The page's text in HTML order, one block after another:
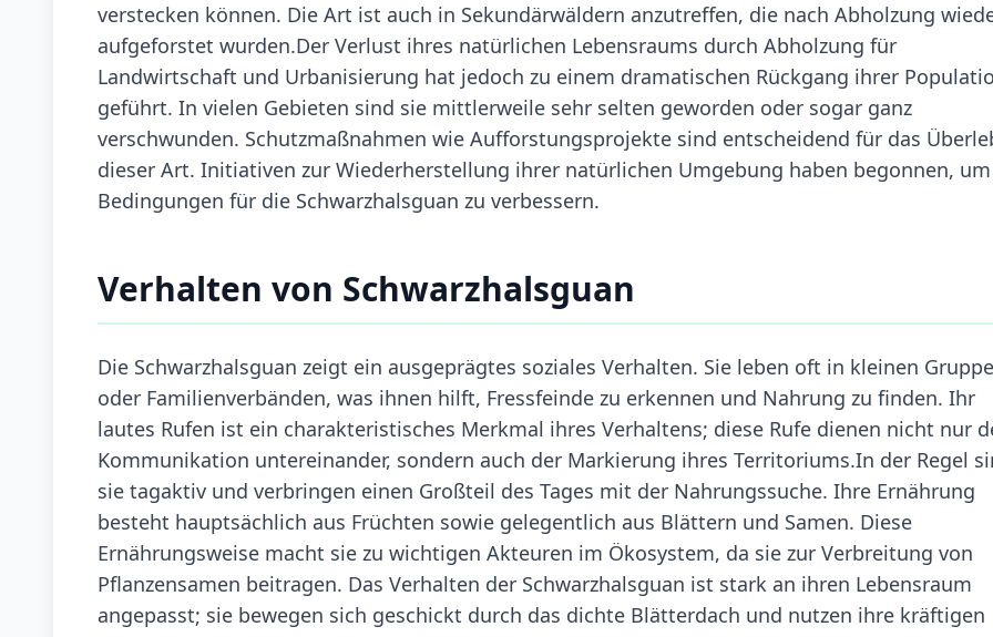
verstecken können. Die Art ist auch in Sekundärwäldern anzutreffen, die nach Abholzung
aufgeforstet wurden.Der Verlust ihres natürlichen Lebensraums durch Abholzung für
Landwirtschaft und Urbanisierung hat jedoch zu einem dramatischen Rückgang ihrer
geführt. In vielen Gebieten sind sie mittlerweile sehr selten geworden oder sogar ganz
verschwunden. Schutzmaßnahmen wie Aufforstungsprojekte sind entscheidend für das
dieser Art. Initiativen zur Wiederherstellung ihrer natürlichen Umgebung haben begonnen,
Bedingungen für die Schwarzhalsguan zu verbessern.
Verhalten von Schwarzhalsguan
Die Schwarzhalsguan zeigt ein ausgeprägtes soziales Verhalten. Sie leben oft in kleinen
oder Familienverbänden, was ihnen hilft, Fressfeinde zu erkennen und Nahrung zu finden. Ihr
lautes Rufen ist ein charakteristisches Merkmal ihres Verhaltens; diese Rufe dienen nicht nur
Kommunikation untereinander, sondern auch der Markierung ihres Territoriums.In der Regel
sie tagaktiv und verbringen einen Großteil des Tages mit der Nahrungssuche. Ihre Ernährung
besteht hauptsächlich aus Früchten sowie gelegentlich aus Blättern und Samen. Diese
Ernährungsweise macht sie zu wichtigen Akteuren im Ökosystem, da sie zur Verbreitung von
Pflanzensamen beitragen. Das Verhalten der Schwarzhalsguan ist stark an ihren Lebensraum
angepasst; sie bewegen sich geschickt durch das dichte Blätterdach und nutzen ihre kräftigen